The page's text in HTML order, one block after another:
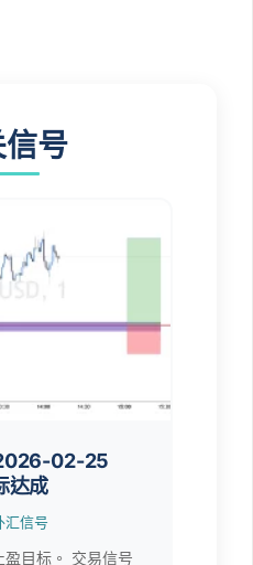
号
02-25
达成
汇信号
盈目标。 交易信号